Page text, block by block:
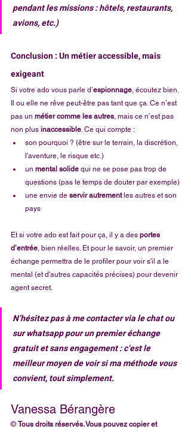
pendant les missions : hôtels, restaurants,
avions, etc.)
Conclusion : Un métier accessible, mais
exigeant
Si votre ado vous parle d’espionnage , écoutez bien.
Il ou elle ne rêve peut-être pas tant que ça. Ce n’est
pas un métier comme les autres , mais ce n’est pas
non plus inaccessible . Ce qui compte :
son pourquoi ? (être sur le terrain, la discrétion,
l'aventure, le risque etc.)
un mental solide qui ne se pose pas trop de
questions (pas le temps de douter par exemple)
une envie de servir autrement les autres et son
pays
Et si votre ado est fait pour ça, il y a des portes
d’entrée , bien réelles. Et pour le savoir, un premier
échange permettra de le profiler pour voir s'il a le
mental (et d'autres capacités précises) pour devenir
agent secret.
N’hésitez pas à me contacter via le chat ou
sur whatsapp pour un premier échange
gratuit et sans engagement : c’est le
meilleur moyen de voir si ma méthode vous
convient, tout simplement.
Vanessa Bérangère
© Tous droits réservés. Vous pouvez copier et